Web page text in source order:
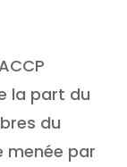
la part du
du
menée par